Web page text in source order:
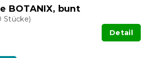
BOTANIX, bunt
Stücke)
Detail